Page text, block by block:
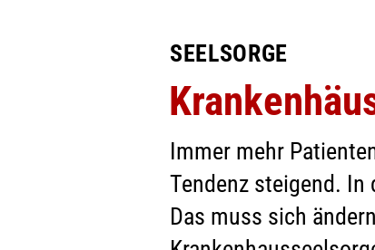
SEELSORGE
Immer mehr
Tendenz steigend. In
Das muss sich